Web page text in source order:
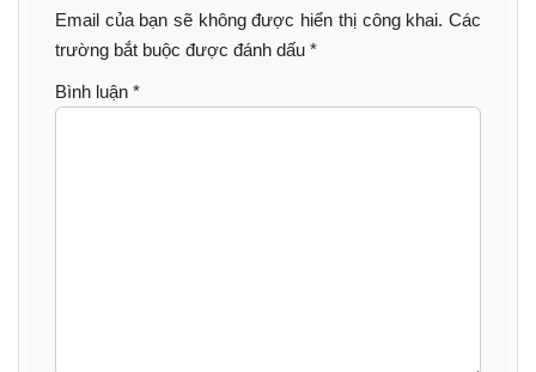
Email của bạn sẽ không được hiển thị công khai. Các
trường bắt buộc được đánh dấu *
Bình luận *